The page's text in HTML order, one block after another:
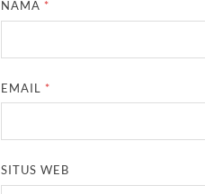
NAMA *
EMAIL *
SITUS WEB